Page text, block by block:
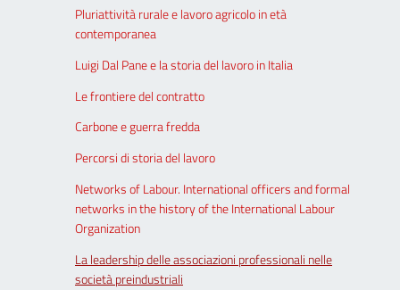
Pluriattività rurale e lavoro agricolo in età
contemporanea
Luigi Dal Pane e la storia del lavoro in Italia
Le frontiere del contratto
Carbone e guerra fredda
Percorsi di storia del lavoro
Networks of Labour. International officers and formal
networks in the history of the International Labour
Organization
La leadership delle associazioni professionali nelle
società preindustriali